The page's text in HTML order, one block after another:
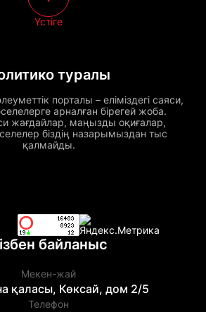
туралы
порталы – еліміздегі саяси,
арналған бірегей жоба.
жағдайлар, маңызды оқиғалар,
біздің назарымыздан тыс
қалмайды.
Үстіге
байланыс
Мекен-жай
қаласы, Көксай, дом 2/5
Телефон